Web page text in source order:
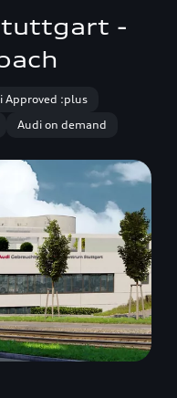
-
Approved :plus
Audi on demand